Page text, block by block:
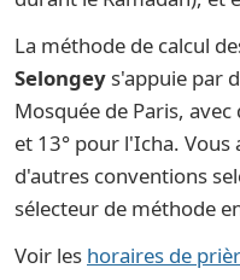
La méthode de calcul
Selongey s'appuie par
Mosquée de Paris,
et 13° pour l'Icha. Vous
d'autres conventions
sélecteur de méthode
Voir les horaires de